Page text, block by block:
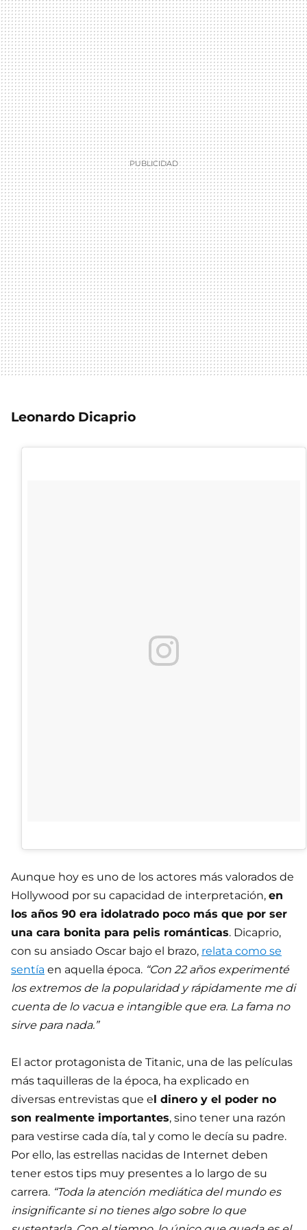
Leonardo Dicaprio
Aunque hoy es uno de los actores más valorados de
Hollywood por su capacidad de interpretación, en
los años 90 era idolatrado poco más que por ser
una cara bonita para pelis románticas. Dicaprio,
con su ansiado Oscar bajo el brazo, relata como se
sentía en aquella época. “Con 22 años experimenté
los extremos de la popularidad y rápidamente me di
cuenta de lo vacua e intangible que era. La fama no
sirve para nada.”
El actor protagonista de Titanic, una de las películas
más taquilleras de la época, ha explicado en
diversas entrevistas que el dinero y el poder no
son realmente importantes, sino tener una razón
para vestirse cada día, tal y como le decía su padre.
Por ello, las estrellas nacidas de Internet deben
tener estos tips muy presentes a lo largo de su
carrera. “Toda la atención mediática del mundo es
insignificante si no tienes algo sobre lo que